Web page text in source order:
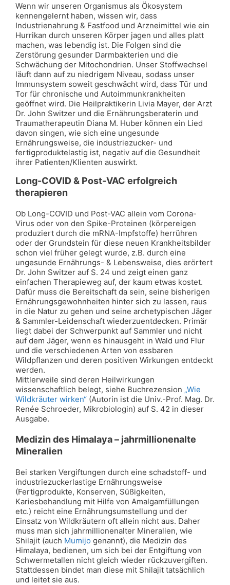
Wenn wir unseren Organismus als Ökosystem
kennengelernt haben, wissen wir, dass
Industrienahrung & Fastfood und Arzneimittel wie ein
Hurrikan durch unseren Körper jagen und alles platt
machen, was lebendig ist. Die Folgen sind die
Zerstörung gesunder Darmbakterien und die
Schwächung der Mitochondrien. Unser Stoffwechsel
läuft dann auf zu niedrigem Niveau, sodass unser
Immunsystem soweit geschwächt wird, dass Tür und
Tor für chronische und Autoimmunkrankheiten
geöffnet wird. Die Heilpraktikerin Livia Mayer, der Arzt
Dr. John Switzer und die Ernährungsberaterin und
Traumatherapeutin Diana M. Huber können ein Lied
davon singen, wie sich eine ungesunde
Ernährungsweise, die industriezucker- und
fertigproduktelastig ist, negativ auf die Gesundheit
ihrer Patienten/Klienten auswirkt.
Long-COVID & Post-VAC erfolgreich
therapieren
Ob Long-COVID und Post-VAC allein vom Corona-
Virus oder von den Spike-Proteinen (körpereigen
produziert durch die mRNA-Impfstoffe) herrühren
oder der Grundstein für diese neuen Krankheitsbilder
schon viel früher gelegt wurde, z.B. durch eine
ungesunde Ernährungs- & Lebensweise, dies erörtert
Dr. John Switzer auf S. 24 und zeigt einen ganz
einfachen Therapieweg auf, der kaum etwas kostet.
Dafür muss die Bereitschaft da sein, seine bisherigen
Ernährungsgewohnheiten hinter sich zu lassen, raus
in die Natur zu gehen und seine archetypischen Jäger
& Sammler-Leidenschaft wiederzuentdecken. Primär
liegt dabei der Schwerpunkt auf Sammler und nicht
auf dem Jäger, wenn es hinausgeht in Wald und Flur
und die verschiedenen Arten von essbaren
Wildpflanzen und deren positiven Wirkungen entdeckt
werden.
Mittlerweile sind deren Heilwirkungen
wissenschaftlich belegt, siehe Buchrezension „Wie
Wildkräuter wirken“ (Autorin ist die Univ.-Prof. Mag. Dr.
Renée Schroeder, Mikrobiologin) auf S. 42 in dieser
Ausgabe.
Medizin des Himalaya – jahrmillionenalte
Mineralien
Bei starken Vergiftungen durch eine schadstoff- und
industriezuckerlastige Ernährungsweise
(Fertigprodukte, Konserven, Süßigkeiten,
Kariesbehandlung mit Hilfe von Amalgamfüllungen
etc.) reicht eine Ernährungsumstellung und der
Einsatz von Wildkräutern oft allein nicht aus. Daher
muss man sich jahrmillionenalter Mineralien, wie
Shilajit (auch Mumijo genannt), die Medizin des
Himalaya, bedienen, um sich bei der Entgiftung von
Schwermetallen nicht gleich wieder rückzuvergiften.
Stattdessen bindet man diese mit Shilajit tatsächlich
und leitet sie aus.